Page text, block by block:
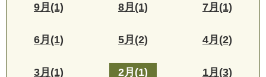
9月(1) 8月(1) 7月(1)
6月(1) 5月(2) 4月(2)
3月(1) 2月(1) 1月(3)